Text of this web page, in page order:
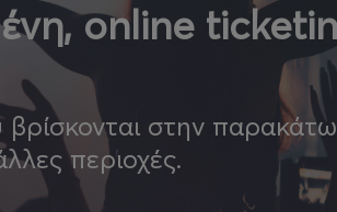
online
βρίσκονται στην παρακάτω
περιοχές.